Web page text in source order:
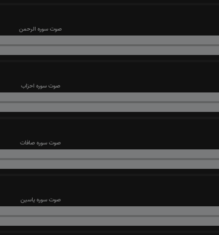
صوت سوره الرحمن
صوت سوره احزاب
صوت سوره صافات
صوت سوره یاسین